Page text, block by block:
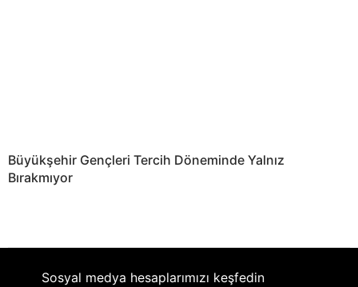
Büyükşehir Gençleri Tercih Döneminde Yalnız
Bırakmıyor
Sosyal medya hesaplarımızı keşfedin